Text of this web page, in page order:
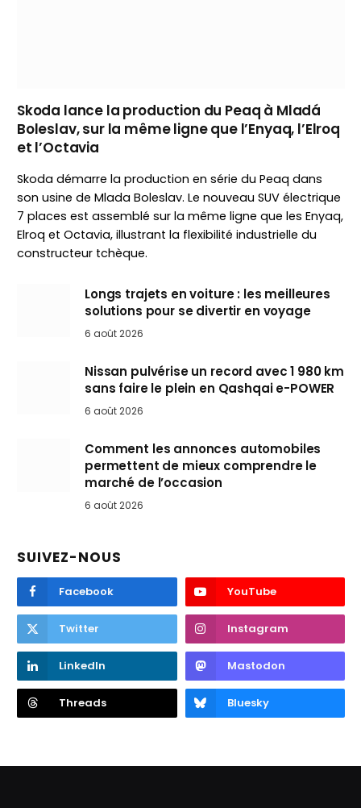
Skoda lance la production du Peaq à Mladá
Boleslav, sur la même ligne que l’Enyaq, l’Elroq
et l’Octavia
Skoda démarre la production en série du Peaq dans
son usine de Mlada Boleslav. Le nouveau SUV électrique
7 places est assemblé sur la même ligne que les Enyaq,
Elroq et Octavia, illustrant la flexibilité industrielle du
constructeur tchèque.
Longs trajets en voiture : les meilleures
solutions pour se divertir en voyage
6 août 2026
Nissan pulvérise un record avec 1 980 km
sans faire le plein en Qashqai e-POWER
6 août 2026
Comment les annonces automobiles
permettent de mieux comprendre le
marché de l’occasion
6 août 2026
SUIVEZ-NOUS
Facebook YouTube
Twitter Instagram
LinkedIn Mastodon
Threads Bluesky